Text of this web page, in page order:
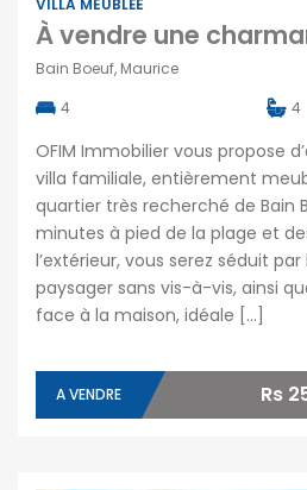
Bain Boeuf, Maurice
4
4
OFIM Immobilier vous propose
villa familiale, entièrement
quartier très recherché de Bain
minutes à pied de la plage et
l’extérieur, vous serez séduit
paysager sans vis-à-vis, ainsi
face à la maison, idéale […]
A VENDRE Rs